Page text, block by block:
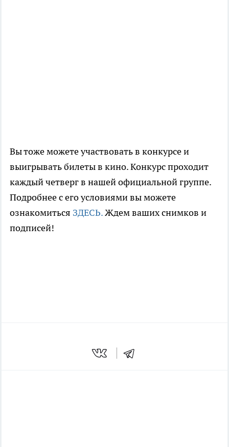
Вы тоже можете участвовать в конкурсе и
выигрывать билеты в кино. Конкурс проходит
каждый четверг в нашей официальной группе.
Подробнее с его условиями вы можете
ознакомиться ЗДЕСЬ.Ждем ваших снимков и
подписей!